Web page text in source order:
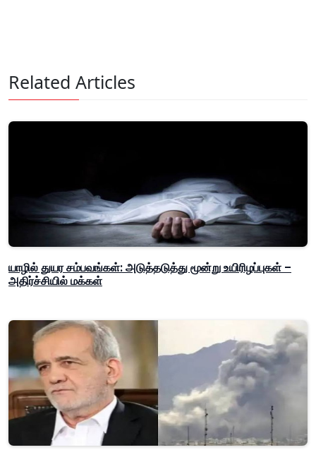
Related Articles
யாழில் துயர சம்பவங்கள்: அடுத்தடுத்து மூன்று உயிரிழப்புகள் –
அதிர்ச்சியில் மக்கள்